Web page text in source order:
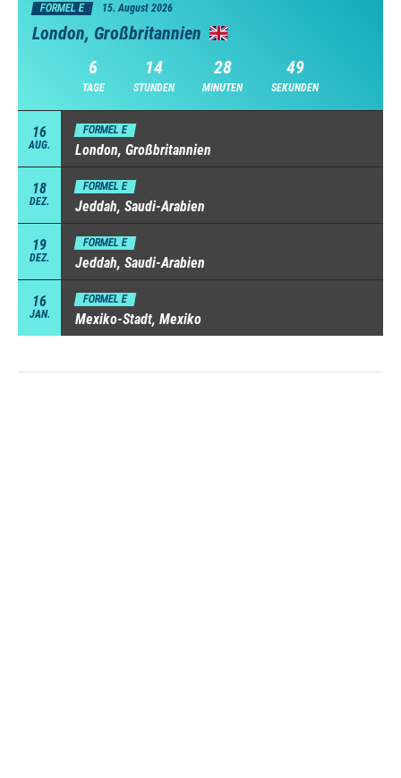
FORMEL E 15. August 2026
London, Großbritannien
6
TAGE
14
STUNDEN
28
MINUTEN
47
SEKUNDEN
16
AUG.
FORMEL E
London, Großbritannien
18
DEZ.
FORMEL E
Jeddah, Saudi-Arabien
19
DEZ.
FORMEL E
Jeddah, Saudi-Arabien
16
JAN.
FORMEL E
Mexiko-Stadt, Mexiko